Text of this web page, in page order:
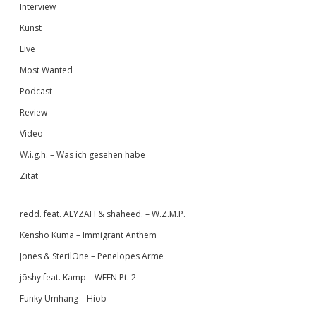
Interview
Kunst
Live
Most Wanted
Podcast
Review
Video
W.i.g.h. – Was ich gesehen habe
Zitat
redd. feat. ALYZAH & shaheed. – W.Z.M.P.
Kensho Kuma – Immigrant Anthem
Jones & SterilOne – Penelopes Arme
jōshy feat. Kamp – WEEN Pt. 2
Funky Umhang – Hiob